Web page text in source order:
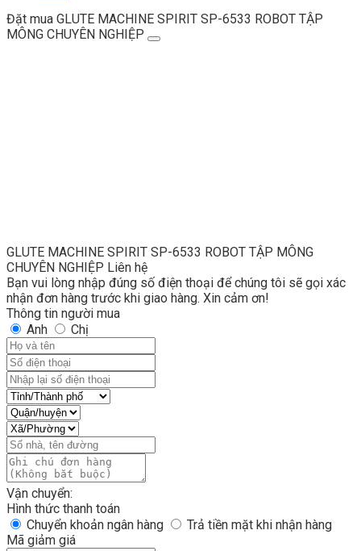
Đặt mua GLUTE MACHINE SPIRIT SP-6533 ROBOT TẬP
MÔNG CHUYÊN NGHIỆP
GLUTE MACHINE SPIRIT SP-6533 ROBOT TẬP MÔNG
CHUYÊN NGHIỆP Liên hệ
Bạn vui lòng nhập đúng số điện thoại để chúng tôi sẽ gọi xác
nhận đơn hàng trước khi giao hàng. Xin cảm ơn!
Thông tin người mua
Anh
Chị
Vận chuyển:
Hình thức thanh toán
Chuyển khoản ngân hàng
Trả tiền mặt khi nhận hàng
Mã giảm giá